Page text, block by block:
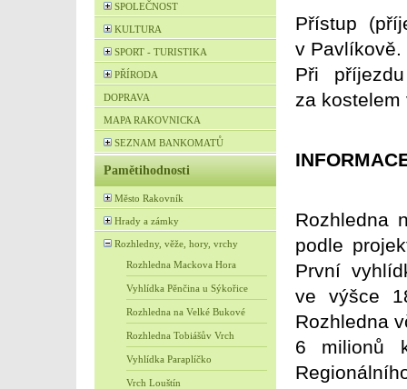
SPOLEČNOST
KULTURA
SPORT - TURISTIKA
PŘÍRODA
DOPRAVA
MAPA RAKOVNICKA
SEZNAM BANKOMATŮ
Pamětihodnosti
Město Rakovník
Hrady a zámky
Rozhledny, věže, hory, vrchy
Rozhledna Mackova Hora
Vyhlídka Pěnčina u Sýkořice
Rozhledna na Velké Bukové
Rozhledna Tobiášův Vrch
Vyhlídka Paraplíčko
Vrch Louštín
Přístup
v Pavlíkově.
Při
za kostelem
Rozhledna
podle
První
ve výšce
Rozhledna
6 milionů